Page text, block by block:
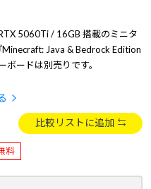
5060Ti / 16GB 搭載のミニタ
Java & Bedrock Edition
ードは別売りです。
比較リストに追加
料